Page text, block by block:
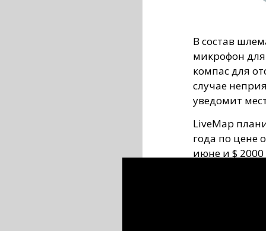
В состав
микрофон
компас для
случае
уведомит
LiveMap
года по цене
июне и $ 2000